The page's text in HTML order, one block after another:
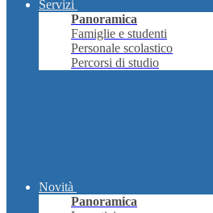
Servizi
Panoramica
Famiglie e studenti
Personale scolastico
Percorsi di studio
Novità
Panoramica